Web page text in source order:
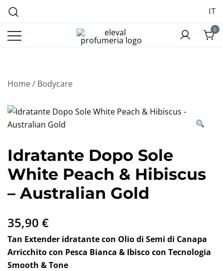
IT
0
Home/ Bodycare
Idratante Dopo Sole
White Peach & Hibiscus
– Australian Gold
35,90 €
Tan Extender idratante con Olio di Semi di Canapa
Arricchito con Pesca Bianca & Ibisco con Tecnologia
Smooth & Tone